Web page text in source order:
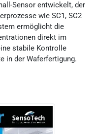
Sensor entwickelt, der
wie SC1, SC2
ermöglicht die
direkt im
stabile Kontrolle
in der Waferfertigung.